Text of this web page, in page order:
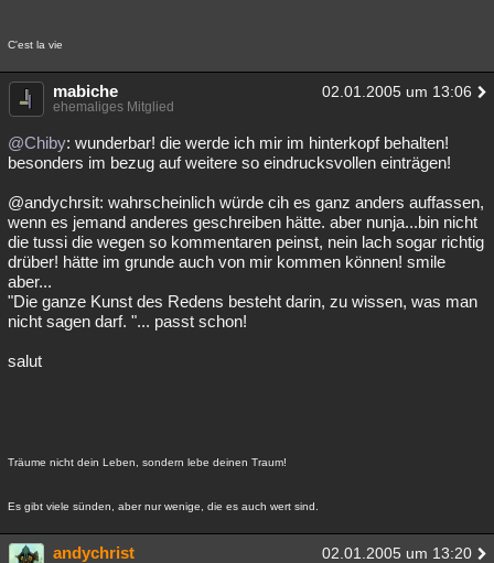
C'est la vie
mabiche 02.01.2005 um 13:06
ehemaliges Mitglied
@Chiby: wunderbar! die werde ich mir im hinterkopf behalten!
besonders im bezug auf weitere so eindrucksvollen einträgen!
@andychrsit: wahrscheinlich würde cih es ganz anders auffassen,
wenn es jemand anderes geschreiben hätte. aber nunja...bin nicht
die tussi die wegen so kommentaren peinst, nein lach sogar richtig
drüber! hätte im grunde auch von mir kommen können! smile
aber...
"Die ganze Kunst des Redens besteht darin, zu wissen, was man
nicht sagen darf. "... passt schon!
salut
Träume nicht dein Leben, sondern lebe deinen Traum!
Es gibt viele sünden, aber nur wenige, die es auch wert sind.
andychrist 02.01.2005 um 13:20